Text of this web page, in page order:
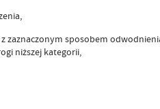
sposobem
niższej kategorii,